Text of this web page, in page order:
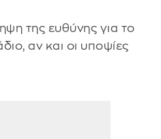
της ευθύνης για το
αν και οι υποψίες